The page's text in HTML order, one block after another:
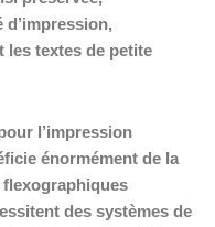
les textes de petite
l’impression
énormément de la
flexographiques
des systèmes de